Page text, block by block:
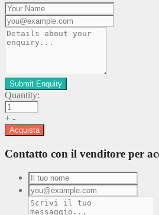
Quantity:
+ -
Acquista
Contatto con il venditore per